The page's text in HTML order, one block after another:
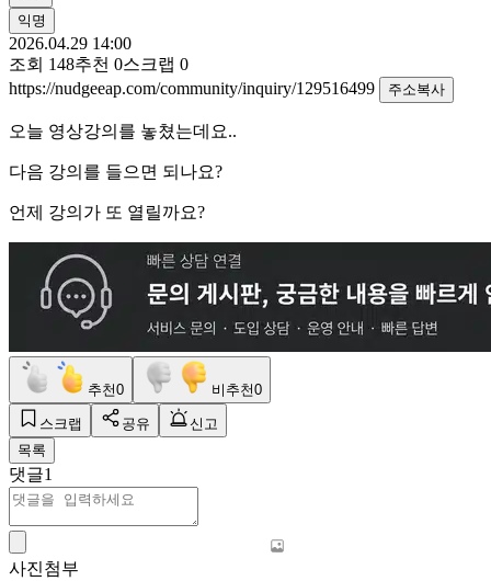
익명
2026.04.29 14:00
조회 148추천 0스크랩 0
https://nudgeeap.com/community/inquiry/129516499
주소복사
오늘 영상강의를 놓쳤는데요..
다음 강의를 들으면 되나요?
언제 강의가 또 열릴까요?
추천0 비추천0
스크랩 공유
신고
목록
댓글1
사진첨부